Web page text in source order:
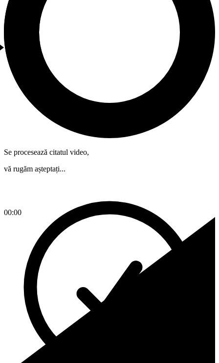
00:00
Se procesează citatul video,
vă rugăm așteptați...